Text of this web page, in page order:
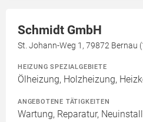
Schmidt GmbH
St. Johann-Weg 1, 79872 Bernau
HEIZUNG SPEZIALGEBIETE
Ölheizung, Holzheizung,
ANGEBOTENE TÄTIGKEITEN
Wartung, Reparatur,